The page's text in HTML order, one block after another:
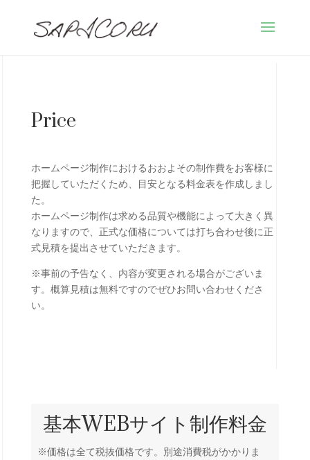
Price
ホームページ制作におけるおおよその制作費をお客様に
把握していただくため、目安となる料金表を作成しまし
た。
ホームページ制作は求める品質や機能によって大きく異
なりますので、正式な価格については打ち合わせ後に正
式見積を提出させていただきます。
※事前の予告なく、内容が変更される場合がございま
す。概算見積は無料ですのでぜひお問い合わせくださ
い。
基本WEBサイト制作料金
※価格は全て税抜価格です。別途消費税がかかりま